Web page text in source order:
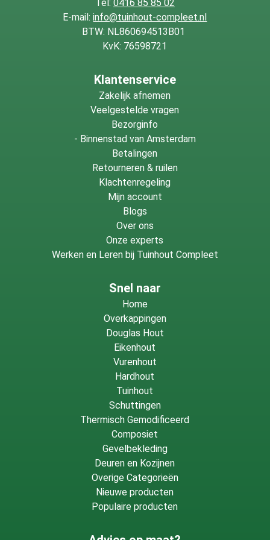
Tel: 0416 85 85 02
E-mail:info@tuinhout-compleet.nl
BTW: NL860694513B01
KvK: 76598721
Klantenservice
Zakelijk afnemen
Veelgestelde vragen
Bezorginfo
- Binnenstad van Amsterdam
Betalingen
Retourneren & ruilen
Klachtenregeling
Mijn account
Blogs
Over ons
Onze experts
Werken en Leren bij Tuinhout Compleet
Snel naar
Home
Overkappingen
Douglas Hout
Eikenhout
Vurenhout
Hardhout
Tuinhout
Schuttingen
Thermisch Gemodificeerd
Composiet
Gevelbekleding
Deuren en Kozijnen
Overige Categorieën
Nieuwe producten
Populaire producten